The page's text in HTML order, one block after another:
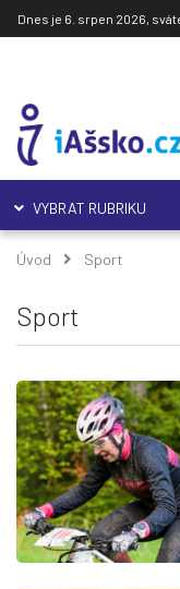
Dnes je 6. srpen 2026,
VYBRAT RUBRIKU
Úvod Sport
Sport